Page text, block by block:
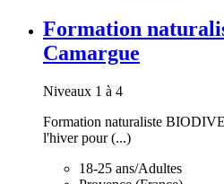
Formation
Camargue
Niveaux 1 à 4
Formation naturaliste
l'hiver pour (...)
18-25 ans/Adultes